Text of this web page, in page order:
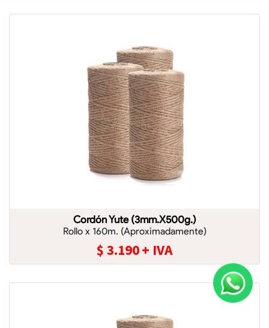
Cordón Yute (3mm.X500g.)
Rollo x 160m. (Aproximadamente)
$ 3.190+ IVA